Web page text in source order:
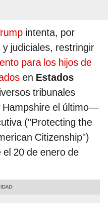
intenta, por
judiciales, restringir
para los hijos de
en Estados
tribunales
el último—
("Protecting the
Citizenship")
20 de enero de